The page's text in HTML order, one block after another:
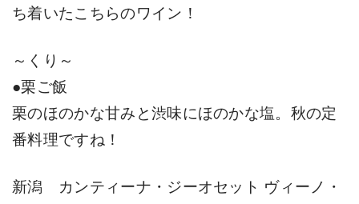
ち着いたこちらのワイン！
～くり～
●栗ご飯
栗のほのかな甘みと渋味にほのかな塩。秋の定
番料理ですね！
新潟 カンティーナ・ジーオセット ヴィーノ・